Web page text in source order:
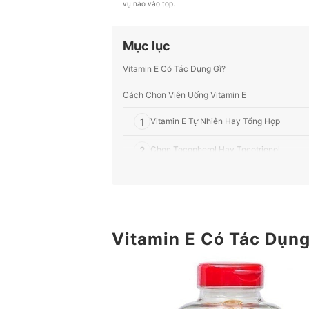
vụ nào vào top.
Mục lục
Vitamin E Có Tác Dụng Gì?
Cách Chọn Viên Uống Vitamin E
1 Vitamin E Tự Nhiên Hay Tổng Hợp
2 Chọn Tocopherol Hay Tocotrienol
5 Kết Hợp Vitamin E Và Các Vitamin Khác
Top 10 Viên Uống Vitamin E tốt nhất được ưa
Những Câu Hỏi Thường Gặp Khi Sử Dụng Vitamin
Vitamin E Có Tác